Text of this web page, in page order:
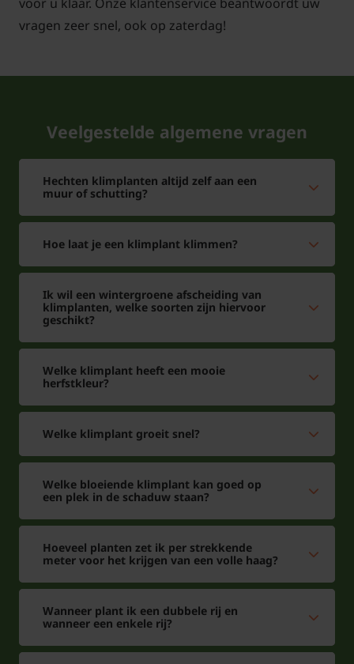
vragen zeer snel, ook op zaterdag!
Veelgestelde algemene vragen
Hechten klimplanten altijd zelf aan een
muur of schutting?
Hoe laat je een klimplant klimmen?
Ik wil een wintergroene afscheiding van
klimplanten, welke soorten zijn hiervoor
geschikt?
Welke klimplant heeft een mooie
herfstkleur?
Welke klimplant groeit snel?
Welke bloeiende klimplant kan goed op
een plek in de schaduw staan?
Hoeveel planten zet ik per strekkende
meter voor het krijgen van een volle haag?
Wanneer plant ik een dubbele rij en
wanneer een enkele rij?